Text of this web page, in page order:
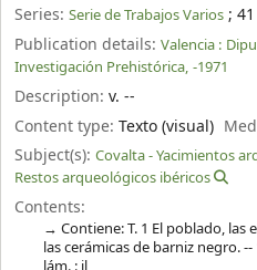
Series: Serie de Trabajos Varios ; 41
Publication details: Valencia :
Investigación Prehistórica, -1971
Description: v. --
Content type: Texto (visual)
Subject(s): Covalta - Yacimientos
Restos arqueológicos ibéricos
Contents:
Contiene: T. 1 El poblado, las
las cerámicas de barniz negro. --